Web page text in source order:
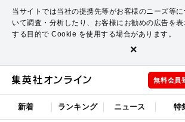
当サイトでは当社の提携先等がお客様のニーズ等に
いて調査・分析したり、お客様にお勧めの広告を表
する目的で Cookie を使用する場合があります。
×
無料会員
新着 ランキング ニュース 特